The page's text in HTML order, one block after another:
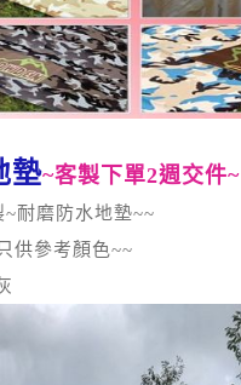
墊~客製下單2週交件~
耐磨防水地墊~~
供參考顏色~~